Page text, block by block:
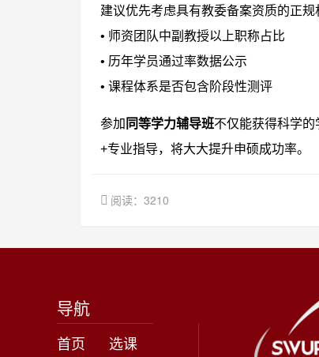
建议优先考虑具有教委备案资质的正规
• 师资团队中副教授以上职称占比
• 历年学员通过率数据公示
• 课程体系是否包含阶段性测评
参加 同等学力辅导班不仅能获得科学
+专业指导，将大大提升申硕成功率。
阅读：3210
导航
首页 选课